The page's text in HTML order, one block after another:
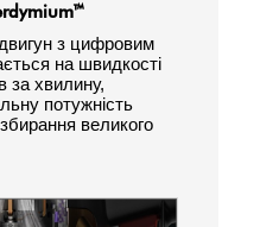
з цифровим
на швидкості
за хвилину,
потужність
великого